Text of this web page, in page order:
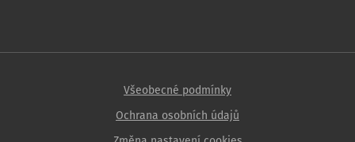
Všeobecné podmínky
Ochrana osobních údajů